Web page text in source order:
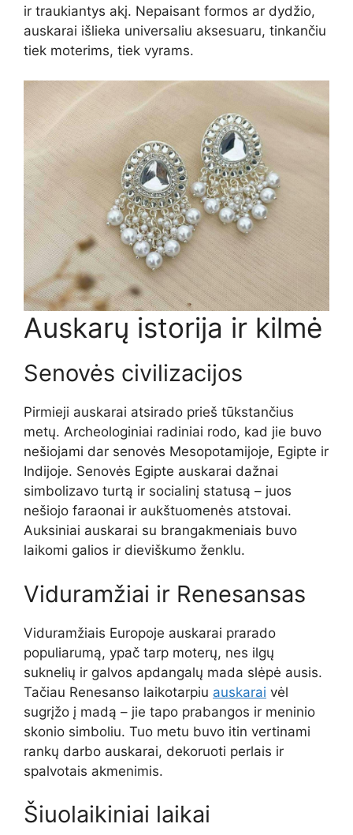
ir traukiantys akį. Nepaisant formos ar dydžio,
auskarai išlieka universaliu aksesuaru, tinkančiu
tiek moterims, tiek vyrams.
Auskarų istorija ir kilmė
Senovės civilizacijos
Pirmieji auskarai atsirado prieš tūkstančius
metų. Archeologiniai radiniai rodo, kad jie buvo
nešiojami dar senovės Mesopotamijoje, Egipte ir
Indijoje. Senovės Egipte auskarai dažnai
simbolizavo turtą ir socialinį statusą – juos
nešiojo faraonai ir aukštuomenės atstovai.
Auksiniai auskarai su brangakmeniais buvo
laikomi galios ir dieviškumo ženklu.
Viduramžiai ir Renesansas
Viduramžiais Europoje auskarai prarado
populiarumą, ypač tarp moterų, nes ilgų
suknelių ir galvos apdangalų mada slėpė ausis.
Tačiau Renesanso laikotarpiu auskarai vėl
sugrįžo į madą – jie tapo prabangos ir meninio
skonio simboliu. Tuo metu buvo itin vertinami
rankų darbo auskarai, dekoruoti perlais ir
spalvotais akmenimis.
Šiuolaikiniai laikai